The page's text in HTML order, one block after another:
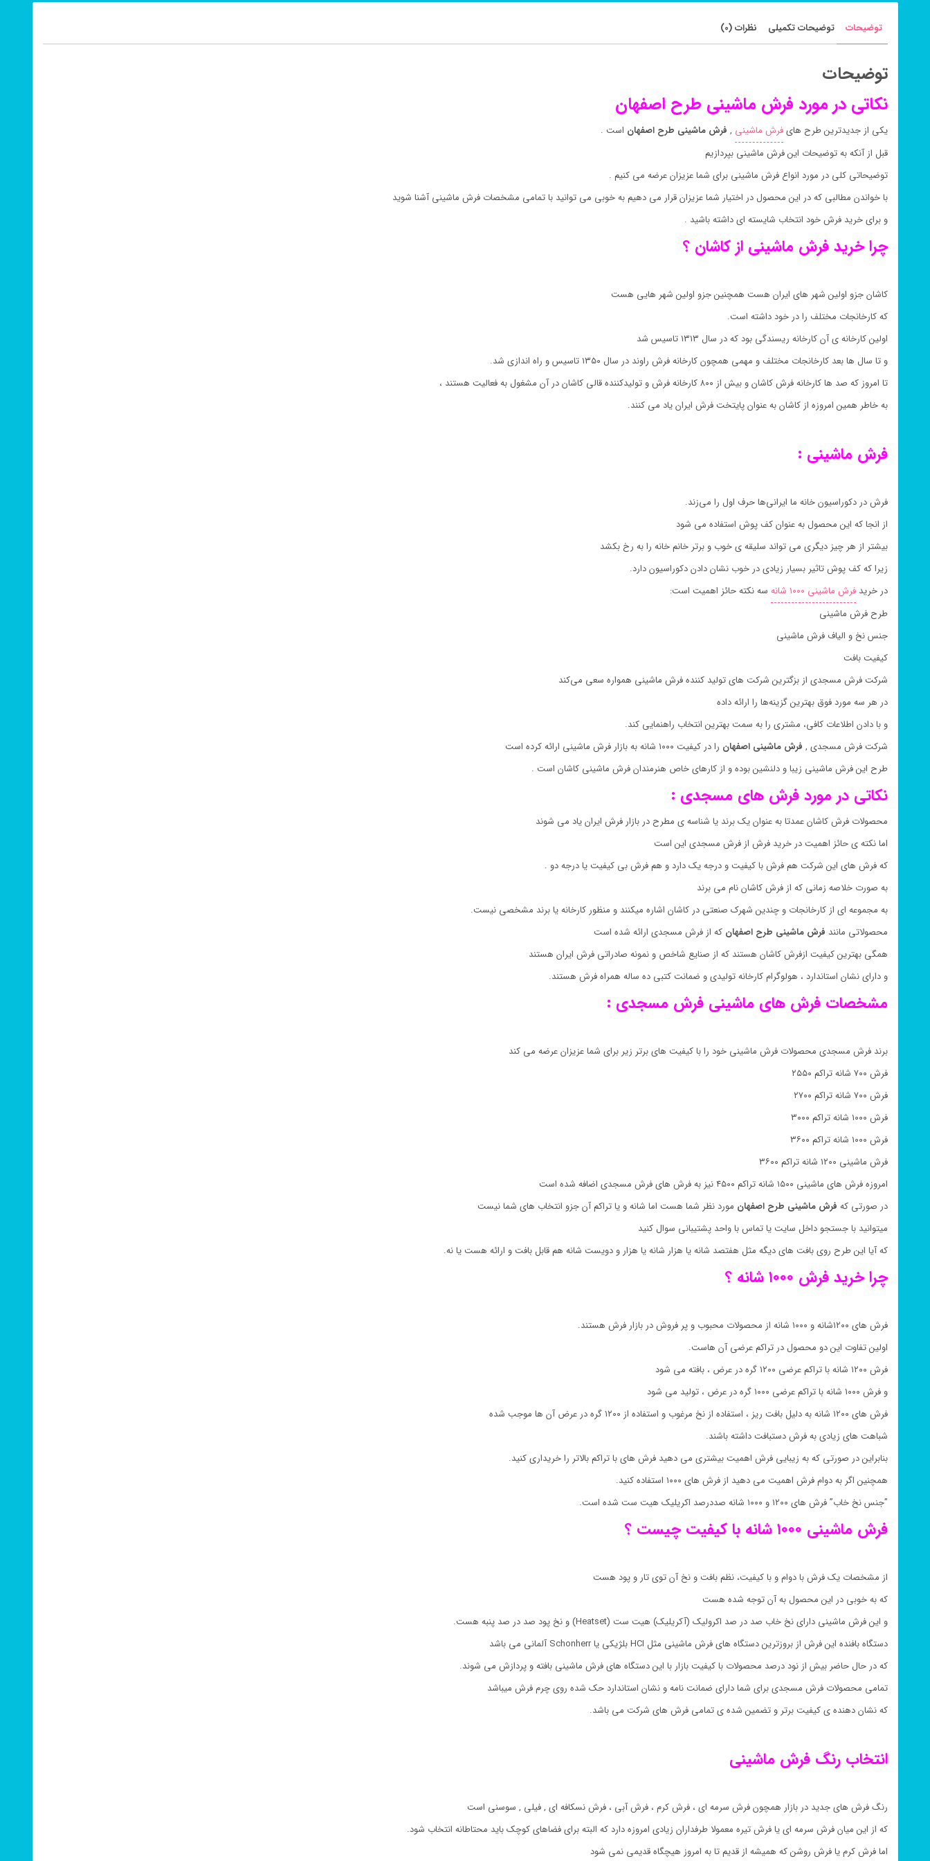
توضیحات توضیحات تکمیلی نظرات (0)
توضیحات
نکاتی در مورد فرش ماشینی طرح اصفهان
یکی از جدیدترین طرح هایفرش ماشینی , فرش ماشینی طرح اصفهان است .
قبل از آنکه به توضیحات این فرش ماشینی بپردازیم
توضیحاتی کلی در مورد انواع فرش ماشینی برای شما عزیزان عرضه می کنیم .
با خواندن مطالبی که در این محصول در اختیار شما عزیزان قرار می دهیم به خوبی می توانید با تمامی مشخصات فرش ماشینی آشنا شوید
و برای خرید فرش خود انتخاب شایسته ای داشته باشید .
چرا خرید فرش ماشینی از کاشان ؟
کاشان جزو اولین شهر های ایران هست همچنین جزو اولین شهر هایی هست
که کارخانجات مختلف را در خود داشته است.
اولین کارخانه ی آن کارخانه ریسندگی بود که در سال ۱۳۱۳ تاسیس شد
و تا سال ها بعد کارخانجات مختلف و مهمی همچون کارخانه فرش راوند در سال ۱۳۵۰ تاسیس و راه اندازی شد.
تا امروز که صد ها کارخانه فرش کاشان و بیش از ۸۰۰ کارخانه فرش و تولیدکننده قالی کاشان در آن مشغول به فعالیت هستند ،
به خاطر همین امروزه از کاشان به عنوان پایتخت فرش ایران یاد می کنند.
فرش ماشینی :
فرش در دکوراسیون خانه ما ایرانی‌ها حرف اول را می‌زند.
از انجا که این محصول به عنوان کف پوش استفاده می شود
بیشتر از هر چیز دیگری می تواند سلیقه ی خوب و برتر خانم خانه را به رخ بکشد
زیرا که کف پوش تاثیر بسیار زیادی در خوب نشان دادن دکوراسیون دارد.
در خریدفرش ماشینی ۱۰۰۰ شانه
سه نکته حائز اهمیت است:
طرح فرش ماشینی
جنس نخ و الیاف فرش ماشینی
کیفیت بافت
شرکت فرش مسجدی از بزگترین شرکت های تولید کننده فرش ماشینی همواره سعی می‌کند
در هر سه مورد فوق بهترین گزینه‌ها را ارائه داده
و با دادن اطلاعات کافی، مشتری را به سمت بهترین انتخاب راهنمایی کند.
شرکت فرش مسجدی , فرش ماشینیاصفهان را در کیفیت ۱۰۰۰ شانه به بازار فرش ماشینی ارائه کرده است
طرح این فرش ماشینی زیبا و دلنشین بوده و از کارهای خاص هنرمندان فرش ماشینی کاشان است .
نکاتی در مورد فرش های مسجدی :
محصولات فرش کاشان عمدتا به عنوان یک برند یا شناسه ی مطرح در بازار فرش ایران یاد می شوند
اما نکته ی حائز اهمیت در خرید فرش از فرش مسجدی این است
که فرش های این شرکت هم فرش با کیفیت و درجه یک دارد و هم فرش بی کیفیت یا درجه دو .
به صورت خلاصه زمانی که از فرش کاشان نام می برند
به مجموعه ای از کارخانجات و چندین شهرک صنعتی در کاشان اشاره میکنند و منظور کارخانه یا برند مشخصی نیست.
محصولاتی مانند فرش ماشینی طرح اصفهان که از فرش مسجدی ارائه شده است
همگی بهترین کیفیت ازفرش کاشان هستند که از صنایع شاخص و نمونه صادراتی فرش ایران هستند
و دارای نشان استاندارد ، هولوگرام کارخانه تولیدی و ضمانت کتبی ده ساله همراه فرش هستند.
مشخصات فرش های ماشینی فرش مسجدی :
برند فرش مسجدی محصولات فرش ماشینی خود را با کیفیت های برتر زیر برای شما عزیزان عرضه می کند
فرش ۷۰۰ شانه تراکم ۲۵۵۰
فرش ۷۰۰ شانه تراکم ۲۷۰۰
فرش ۱۰۰۰ شانه تراکم ۳۰۰۰
فرش ۱۰۰۰ شانه تراکم ۳۶۰۰
فرش ماشینی ۱۲۰۰ شانه تراکم ۳۶۰۰
امروزه فرش های ماشینی ۱۵۰۰ شانه تراکم ۴۵۰۰ نیز به فرش های فرش مسجدی اضافه شده است
در صورتی که فرش ماشینی طرح اصفهان مورد نظر شما هست اما شانه و یا تراکم آن جزو انتخاب های شما نیست
میتوانید با جستجو داخل سایت یا تماس با واحد پشتیبانی سوال کنید
که آیا این طرح روی بافت های دیگه مثل هفتصد شانه یا هزار شانه یا هزار و دویست شانه هم قابل بافت و ارائه هست یا نه.
چرا خرید فرش ۱۰۰۰ شانه ؟
فرش های ۱۲۰۰شانه و ۱۰۰۰ شانه از محصولات محبوب و پر فروش در بازار فرش هستند.
اولین تفاوت این دو محصول در تراکم عرضی آن هاست.
فرش ۱۲۰۰ شانه با تراکم عرضی ۱۲۰۰ گره در عرض ، بافته می شود
و فرش ۱۰۰۰ شانه با تراکم عرضی ۱۰۰۰ گره در عرض ، تولید می شود
فرش های ۱۲۰۰ شانه به دلیل بافت ریز ، استفاده از نخ مرغوب و استفاده از ۱۲۰۰ گره در عرض آن ها موجب شده
شباهت های زیادی به فرش دستبافت داشته باشند.
بنابراین در صورتی که به زیبایی فرش اهمیت بیشتری می دهید فرش های با تراکم بالاتر را خریداری کنید.
همچنین اگر به دوام فرش اهمیت می دهید از فرش های ۱۰۰۰ استفاده کنید.
”جنس نخ خاب” فرش های ۱۲۰۰ و ۱۰۰۰ شانه صددرصد اکریلیک هیت ست شده است.
فرش ماشینی ۱۰۰۰ شانه با کیفیت چیست ؟
از مشخصات یک فرش با دوام و با کیفیت، نظم بافت و نخ آن توی تار و پود هست
که به خوبی در این محصول به آن توجه شده هست
و این فرش ماشینی دارای نخ خاب صد در صد اکرولیک (آکریلیک) هیت ست (Heatset) و نخ پود صد در صد پنبه هست.
دستگاه بافنده این فرش از بروزترین دستگاه های فرش ماشینی مثل HCI بلژیکی یا Schonherr آلمانی می باشد
که در حال حاضر بیش از نود درصد محصولات با کیفیت بازار با این دستگاه های فرش ماشینی بافته و پردازش می شوند.
تمامی محصولات فرش مسجدی برای شما دارای ضمانت نامه و نشان استاندارد حک شده روی چرم فرش میباشد
که نشان دهنده ی کیفیت برتر و تضمین شده ی تمامی فرش های شرکت می باشد.
انتخاب رنگ فرش ماشینی
رنگ فرش های جدید در بازار همچون فرش سرمه ای ، فرش کرم ، فرش آبی ، فرش نسکافه ای , فیلی , سوسنی است
که از این میان فرش سرمه ای یا فرش تیره معمولا طرفداران زیادی امروزه دارد که البته برای فضاهای کوچک باید محتاطانه انتخاب شود.
اما فرش کرم یا فرش روشن که همیشه از قدیم تا به امروز هیچگاه قدیمی نمی شود